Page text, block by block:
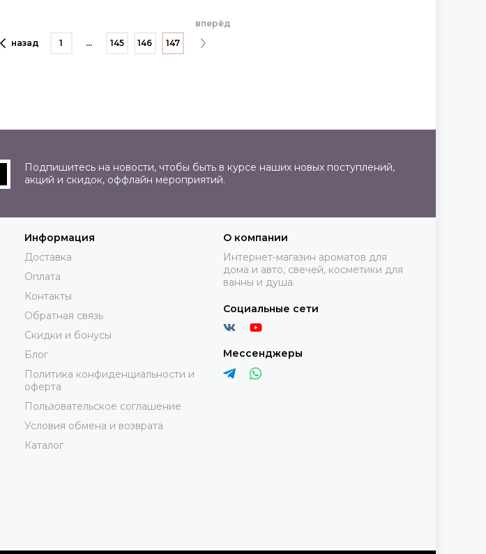
назад 1 … 145 146 147
вперёд
Подпишитесь на новости, чтобы быть в курсе наших новых поступлений,
акций и скидок, оффлайн мероприятий.
Информация
Доставка
Оплата
Контакты
Обратная связь
Скидки и бонусы
Блог
Политика конфиденциальности и
оферта
Пользовательское соглашение
Условия обмена и возврата
Каталог
О компании
Интернет-магазин ароматов для
дома и авто, свечей, косметики для
ванны и душа.
Социальные сети
Мессенджеры